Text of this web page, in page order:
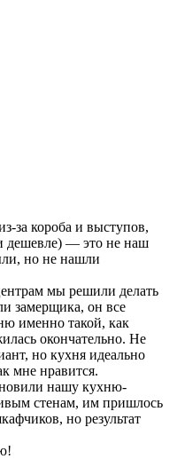
за короба и выступов,
дешевле) — это не наш
но не нашли
мы решили делать
замерщика, он все
именно такой, как
окончательно. Не
но кухня идеально
мне нравится.
нашу кухню-
стенам, им пришлось
но результат